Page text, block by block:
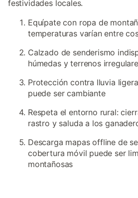
festividades locales.
Equípate con ropa de
temperaturas varían entre
Calzado de senderismo
húmedas y terrenos
Protección contra lluvia
puede ser cambiante
Respeta el entorno rural:
rastro y saluda a los
Descarga mapas offline de
cobertura móvil puede ser
montañosas